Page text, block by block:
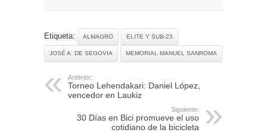
Etiqueta: ALMAGRO ELITE Y SUB-23
JOSÉ A. DE SEGOVIA MEMORIAL MANUEL SANROMA
Anterior:
Torneo Lehendakari: Daniel López,
vencedor en Laukiz
Siguiente:
30 Días en Bici promueve el uso
cotidiano de la bicicleta